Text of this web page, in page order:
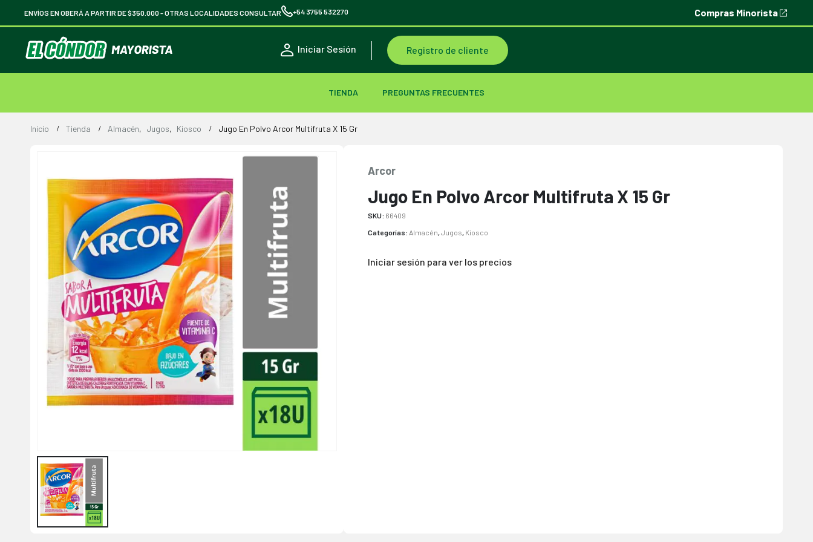
ENVÍOS EN OBERÁ A PARTIR DE $350.000 -OTRAS LOCALIDADES CONSULTAR +54 3755 532270 Compras Minorista
Iniciar Sesión Registro de cliente
TIENDA PREGUNTAS FRECUENTES
Inicio Tienda Almacén, Jugos, Kiosco Jugo En Polvo Arcor Multifruta X 15 Gr
Arcor
Jugo En Polvo Arcor Multifruta X 15 Gr
SKU: 66409
Categorías: Almacén,Jugos, Kiosco
Iniciar sesión para ver los precios